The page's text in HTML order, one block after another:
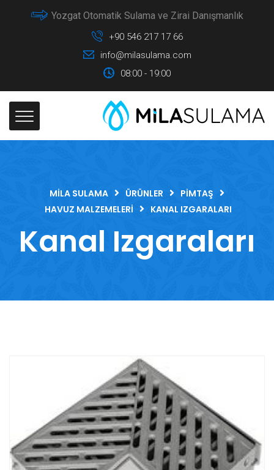
Yozgat Otomatik Sulama ve Zirai Danışmanlık
+90 546 217 17 66
info@milasulama.com
08:00 - 19:00
MILA SULAMA ÜRÜNLER
PIMTAŞ
HAVUZ MALZEMELERI
KANAL IZGARALARI
Kanal Izgaraları